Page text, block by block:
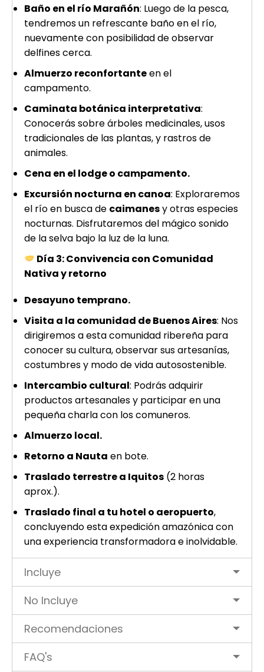
Baño en el río Marañón: Luego de la pesca,
tendremos un refrescante baño en el río,
nuevamente con posibilidad de observar
delfines cerca.
Almuerzo reconfortanteen el
campamento.
Caminata botánica interpretativa:
Conocerás sobre árboles medicinales, usos
tradicionales de las plantas, y rastros de
animales.
Cena en el lodge o campamento.
Excursión nocturna en canoa: Exploraremos
el río en busca de caimanesy otras especies
nocturnas. Disfrutaremos del mágico sonido
de la selva bajo la luz de la luna.
Día 3: Convivencia con Comunidad
Nativa y retorno
Desayuno temprano.
Visita a la comunidad de Buenos Aires: Nos
dirigiremos a esta comunidad ribereña para
conocer su cultura, observar sus artesanías,
costumbres y modo de vida autosostenible.
Intercambio cultural: Podrás adquirir
productos artesanales y participar en una
pequeña charla con los comuneros.
Almuerzo local.
Retorno a Nauta en bote.
Traslado terrestre a Iquitos (2 horas
aprox.).
Traslado final a tu hotel o aeropuerto,
concluyendo esta expedición amazónica con
una experiencia transformadora e inolvidable.
Incluye
No Incluye
Recomendaciones
FAQ's